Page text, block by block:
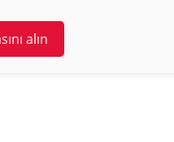
alın